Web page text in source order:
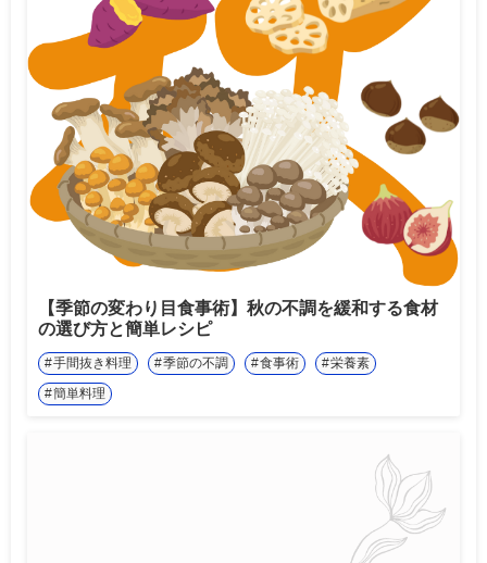
【季節の変わり目食事術】秋の不調を緩和する食材
の選び方と簡単レシピ
手間抜き料理 季節の不調 食事術
栄養素
簡単料理